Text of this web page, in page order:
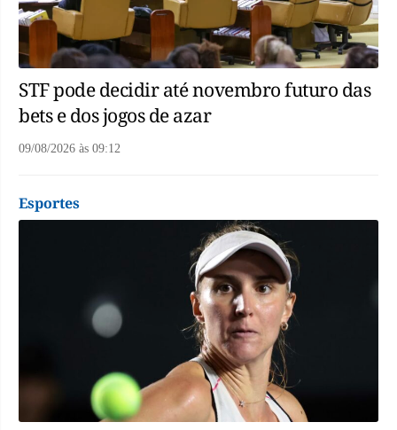
STF pode decidir até novembro futuro das
bets e dos jogos de azar
09/08/2026 às 09:12
Esportes